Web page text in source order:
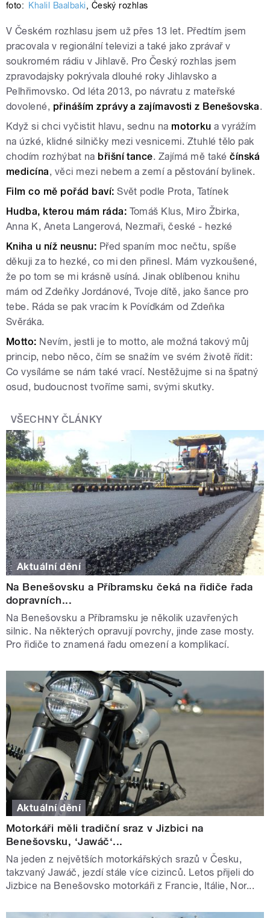
foto: Khalil Baalbaki, Český rozhlas
V Českém rozhlasu jsem už přes 13 let. Předtím jsem
pracovala v regionální televizi a také jako zprávař v
soukromém rádiu v Jihlavě. Pro Český rozhlas jsem
zpravodajsky pokrývala dlouhé roky Jihlavsko a
Pelhřimovsko. Od léta 2013, po návratu z mateřské
dovolené, přináším zprávy a zajímavosti z Benešovska.
Když si chci vyčistit hlavu, sednu na motorku a vyrážím
na úzké, klidné silničky mezi vesnicemi. Ztuhlé tělo pak
chodím rozhýbat na břišní tance. Zajímá mě takéčínská
medicína, věci mezi nebem a zemí a pěstování bylinek.
Film co mě pořád baví: Svět podle Prota, Tatínek
Hudba, kterou mám ráda: Tomáš Klus, Miro Žbirka,
Anna K, Aneta Langerová, Nezmaři, české - hezké
Kniha u níž neusnu: Před spaním moc nečtu, spíše
děkuji za to hezké, co mi den přinesl. Mám vyzkoušené,
že po tom se mi krásně usíná. Jinak oblíbenou knihu
mám od Zdeňky Jordánové, Tvoje dítě, jako šance pro
tebe. Ráda se pak vracím k Povídkám od Zdeňka
Svěráka.
Motto: Nevím, jestli je to motto, ale možná takový můj
princip, nebo něco, čím se snažím ve svém životě řídit:
Co vysíláme se nám také vrací. Nestěžujme si na špatný
osud, budoucnost tvoříme sami, svými skutky.
VŠECHNY ČLÁNKY
Aktuální dění
Na Benešovsku a Příbramsku čeká na řidiče řada
dopravních...
Na Benešovsku a Příbramsku je několik uzavřených
silnic. Na některých opravují povrchy, jinde zase mosty.
Pro řidiče to znamená řadu omezení a komplikací.
Aktuální dění
Motorkáři měli tradiční sraz v Jizbici na
Benešovsku, ‘Jawáč‘...
Na jeden z největších motorkářských srazů v Česku,
takzvaný Jawáč, jezdí stále více cizinců. Letos přijeli do
Jizbice na Benešovsko motorkáři z Francie, Itálie, Nor...